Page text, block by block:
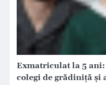
Exmatriculat la 5 ani:
colegi de grădiniţă şi